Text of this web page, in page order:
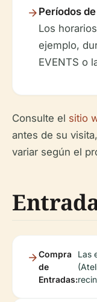
Períodos
Los
ejemplo,
EVENTS o
Consulte el sitio
antes de su
variar según el
Compra
de
Entradas:
Las